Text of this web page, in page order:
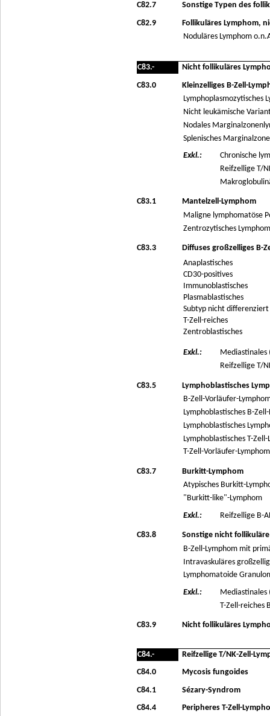
C82.7
Sonstige Typen des
C82.9
Follikuläres Lymphom,
Noduläres Lymphom
C83.-
Nicht follikuläres
C83.0
Kleinzelliges B-Zell-
Lymphoplasmozytisches
Nicht leukämische
Nodales
Splenisches
Exkl.:
Chronische
Reifzellige T/
C83.1
Mantelzell-Lymphom
Maligne lymphomatöse
Zentrozytisches
C83.3
Diffuses großzelliges B-
Anaplastisches
CD30-positives
Immunoblastisches
Plasmablastisches
Subtyp nicht differenziert
T-Zell-reiches
Zentroblastisches
Exkl.:
Mediastinales
Reifzellige T/
C83.5
Lymphoblastisches
B-Zell-Vorläufer-
Lymphoblastisches B-
Lymphoblastisches
Lymphoblastisches T-
T-Zell-Vorläufer-Lymphom
C83.7
Burkitt-Lymphom
Atypisches Burkitt-
"Burkitt-like"-Lymphom
Exkl.:
Reifzellige B-
C83.8
Sonstige nicht
B-Zell-Lymphom mit
Intravaskuläres
Lymphomatoide
Exkl.:
Mediastinales
T-Zell-reiches
C83.9 Nicht follikuläres
C84.-
Reifzellige T/NK-Zell-
C84.0
Mycosis fungoides
C84.1
Sézary-Syndrom
C84.4
Peripheres T-Zell-